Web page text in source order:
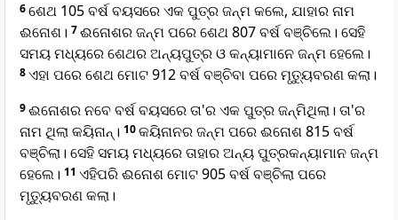
6ଶେଥ 105 ବର୍ଷ ବୟସରେ ଏକ ପୁତ୍ର ଜନ୍ମ କଲେ, ଯାହାର ନାମ
ଈନୋଶ। 7ଈନୋଶର ଜନ୍ମ ପରେ ଶେଥ 807 ବର୍ଷ ବଞ୍ଚିଲେ। ସେହି
ସମୟ ମଧ୍ୟରେ ଶେଥର ଅନ୍ୟପୁତ୍ର ଓ କନ୍ୟାମାନେ ଜନ୍ମ ହେଲେ।
8ଏହା ପରେ ଶେଥ ମୋଟ 912 ବର୍ଷ ବଞ୍ଚିବା ପରେ ମୃତ୍ୟୁବରଣ କଲା।
9ଈନୋଶର ନବେ ବର୍ଷ ବୟସରେ ତା'ର ଏକ ପୁତ୍ର ଜନ୍ମିଥିଲା। ତା'ର
ନାମ ଥିଲା କୟିନାନ୍। 10କୟିନାନର ଜନ୍ମ ପରେ ଈନୋଶ 815 ବର୍ଷ
ବଞ୍ଚିଲା। ସେହି ସମୟ ମଧ୍ୟରେ ତାହାର ଅନ୍ୟ ପୁତ୍ରକନ୍ୟାମାନ ଜନ୍ମ
ହେଲେ। 11 ଏହିପରି ଈନୋଶ ମୋଟ 905 ବର୍ଷ ବଞ୍ଚିଲା ପରେ
ମୃତ୍ୟୁବରଣ କଲା।